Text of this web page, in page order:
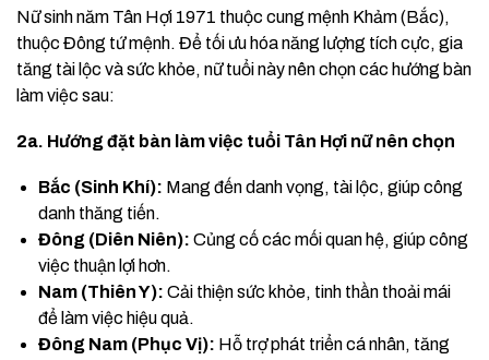
Nữ sinh năm Tân Hợi 1971 thuộc cung mệnh Khảm (Bắc),
thuộc Đông tứ mệnh. Để tối ưu hóa năng lượng tích cực, gia
tăng tài lộc và sức khỏe, nữ tuổi này nên chọn các hướng bàn
làm việc sau:
2a. Hướng đặt bàn làm việc tuổi Tân Hợi nữ nên chọn
Bắc (Sinh Khí): Mang đến danh vọng, tài lộc, giúp công
danh thăng tiến.
Đông (Diên Niên): Củng cố các mối quan hệ, giúp công
việc thuận lợi hơn.
Nam (Thiên Y): Cải thiện sức khỏe, tinh thần thoải mái
để làm việc hiệu quả.
Đông Nam (Phục Vị): Hỗ trợ phát triển cá nhân, tăng